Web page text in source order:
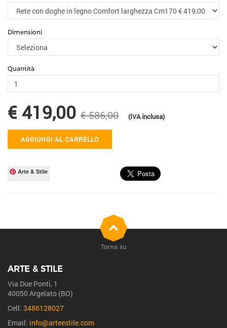
Dimensioni
Quantità
€ 419,00 € 586,00 (IVA inclusa)
AGGIUNGI AL CARRELLO
Arte & Stile
ARTE & STILE
Via Due Ponti, 1
40050 Argelato (BO)
Cell: 3486128027
Email: info@arteestile.com
Torna su